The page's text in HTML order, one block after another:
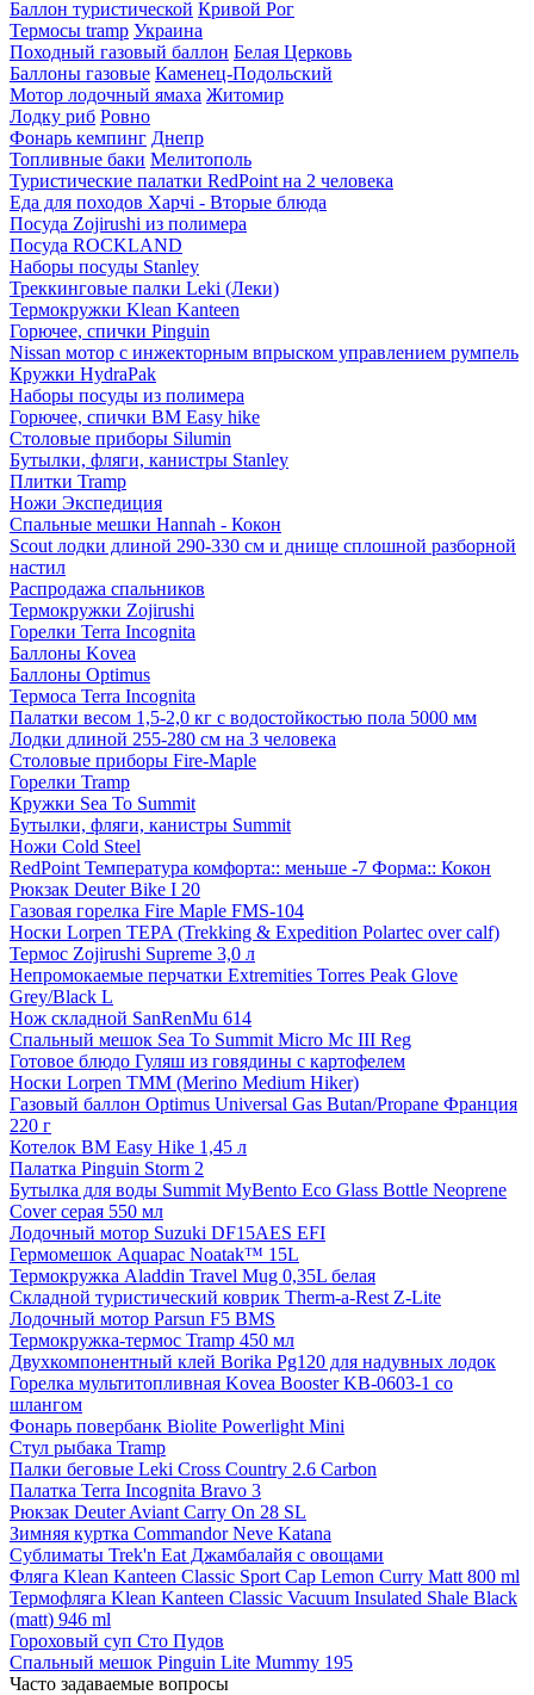
Баллон туристической Кривой Рог
Термосы tramp Украина
Походный газовый баллон Белая Церковь
Баллоны газовые Каменец-Подольский
Мотор лодочный ямаха Житомир
Лодку риб Ровно
Фонарь кемпинг Днепр
Топливные баки Мелитополь
Туристические палатки RedPoint на 2 человека
Еда для походов Харчі - Вторые блюда
Посуда Zojirushi из полимера
Посуда ROCKLAND
Наборы посуды Stanley
Треккинговые палки Leki (Леки)
Термокружки Klean Kanteen
Горючее, спички Pinguin
Nissan мотор с инжекторным впрыском управлением румпель
Кружки HydraPak
Наборы посуды из полимера
Горючее, спички BM Easy hike
Столовые приборы Silumin
Бутылки, фляги, канистры Stanley
Плитки Tramp
Ножи Экспедиция
Спальные мешки Hannah - Кокон
Scout лодки длиной 290-330 см и днище сплошной разборной
настил
Распродажа спальников
Термокружки Zojirushi
Горелки Terra Incognita
Баллоны Kovea
Баллоны Optimus
Термоса Terra Incognita
Палатки весом 1,5-2,0 кг с водостойкостью пола 5000 мм
Лодки длиной 255-280 см на 3 человека
Столовые приборы Fire-Maple
Горелки Tramp
Кружки Sea To Summit
Бутылки, фляги, канистры Summit
Ножи Cold Steel
RedPoint Температура комфорта:: меньше -7 Форма:: Кокон
Рюкзак Deuter Bike I 20
Газовая горелка Fire Maple FMS-104
Носки Lorpen TEPA (Trekking & Expedition Polartec over calf)
Термос Zojirushi Supreme 3,0 л
Непромокаемые перчатки Extremities Torres Peak Glove
Grey/Black L
Нож складной SanRenMu 614
Спальный мешок Sea To Summit Micro Mc III Reg
Готовое блюдо Гуляш из говядины с картофелем
Носки Lorpen TMM (Merino Medium Hiker)
Газовый баллон Optimus Universal Gas Butan/Propane Франция
220 г
Котелок BM Easy Hike 1,45 л
Палатка Pinguin Storm 2
Бутылка для воды Summit MyBento Eco Glass Bottle Neoprene
Cover серая 550 мл
Лодочный мотор Suzuki DF15AES EFI
Гермомешок Aquapac Noatak™ 15L
Термокружка Aladdin Travel Mug 0,35L белая
Складной туристический коврик Therm-a-Rest Z-Lite
Лодочный мотор Parsun F5 BMS
Термокружка-термос Tramp 450 мл
Двухкомпонентный клей Borika Pg120 для надувных лодок
Горелка мультитопливная Kovea Booster KB-0603-1 со
шлангом
Фонарь повербанк Biolite Powerlight Mini
Стул рыбака Tramp
Палки беговые Leki Cross Country 2.6 Carbon
Палатка Terra Incognita Bravo 3
Рюкзак Deuter Aviant Carry On 28 SL
Зимняя куртка Commandor Neve Katana
Сублиматы Trek'n Eat Джамбалайя с овощами
Фляга Klean Kanteen Classic Sport Cap Lemon Curry Matt 800 ml
Термофляга Klean Kanteen Classic Vacuum Insulated Shale Black
(matt) 946 ml
Гороховый суп Сто Пудов
Спальный мешок Pinguin Lite Mummy 195
Часто задаваемые вопросы